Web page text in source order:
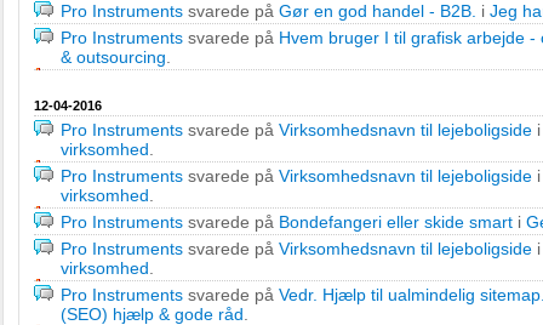
Pro Instruments svarede på Gør en god handel - B2B. i Jeg
Pro Instruments svarede på Hvem bruger I til grafisk arbejde
& outsourcing
12-04-2016
Pro Instruments svarede på Virksomhedsnavn til lejeboligside i
virksomhed
Pro Instruments svarede på Virksomhedsnavn til lejeboligside i
virksomhed
Pro Instruments svarede på Bondefangeri eller skide smart i
Pro Instruments svarede på Virksomhedsnavn til lejeboligside i
virksomhed
Pro Instruments svarede på Vedr. Hjælp til ualmindelig
(SEO) hjælp & gode råd